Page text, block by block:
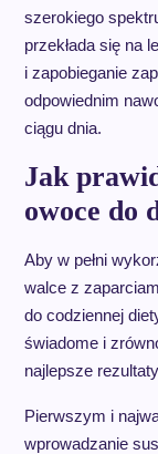
szerokiego
przekłada się na
i zapobieganie
odpowiednim
ciągu dnia.
Jak
owoce do
Aby w pełni
walce z
do codziennej
świadome i
najlepsze
Pierwszym i
wprowadzanie